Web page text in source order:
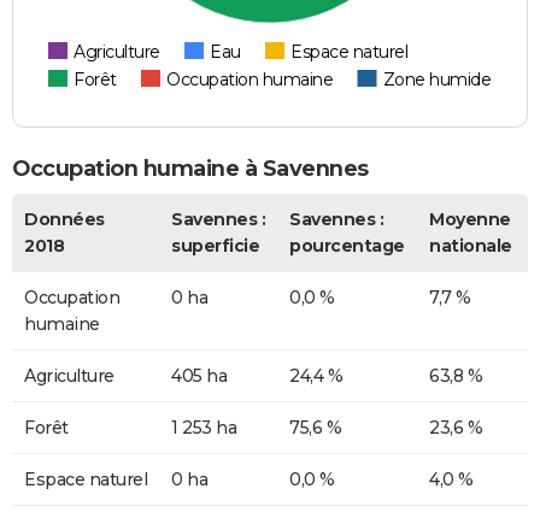
Agriculture Eau
Espace naturel
Forêt
Occupation humaine Zone humide
Occupation humaine à Savennes
Données
2018
Savennes :
superficie
Savennes :
pourcentage
Moyenne
nationale
Occupation
humaine
0 ha 0,0 % 7,7 %
Agriculture 405 ha 24,4 % 63,8 %
Forêt 1 253 ha 75,6 % 23,6 %
Espace naturel 0 ha 0,0 % 4,0 %